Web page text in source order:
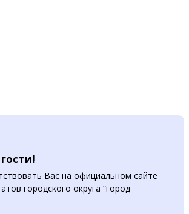
Вас на официальном сайте
городского округа “город